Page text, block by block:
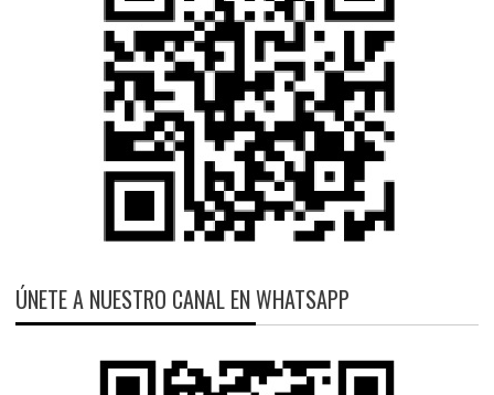
ÚNETE A NUESTRO CANAL EN WHATSAPP